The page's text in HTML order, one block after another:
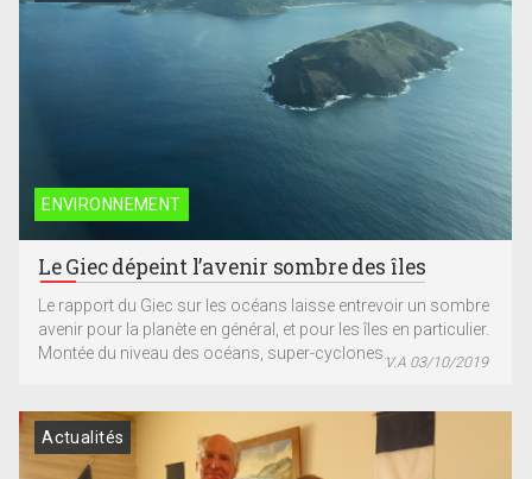
ENVIRONNEMENT
Le Giec dépeint l’avenir sombre des îles
Le rapport du Giec sur les océans laisse entrevoir un sombre
avenir pour la planète en général, et pour les îles en particulier.
Montée du niveau des océans, super-cyclones...V.A 03/10/2019
Actualités